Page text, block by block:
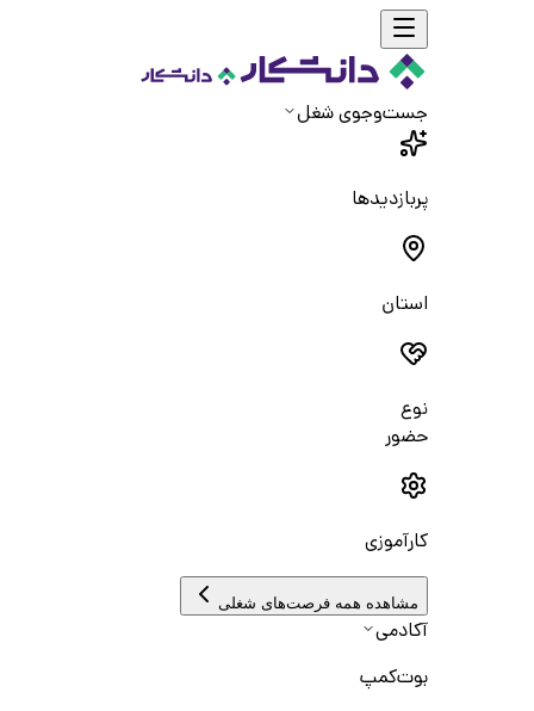
جست‌و‌جوی شغل
پربازدیدها
استان
نوع
حضور
کارآموزی
مشاهده همه فرصت‌های شغلی
آکادمی
بوت‌کمپ